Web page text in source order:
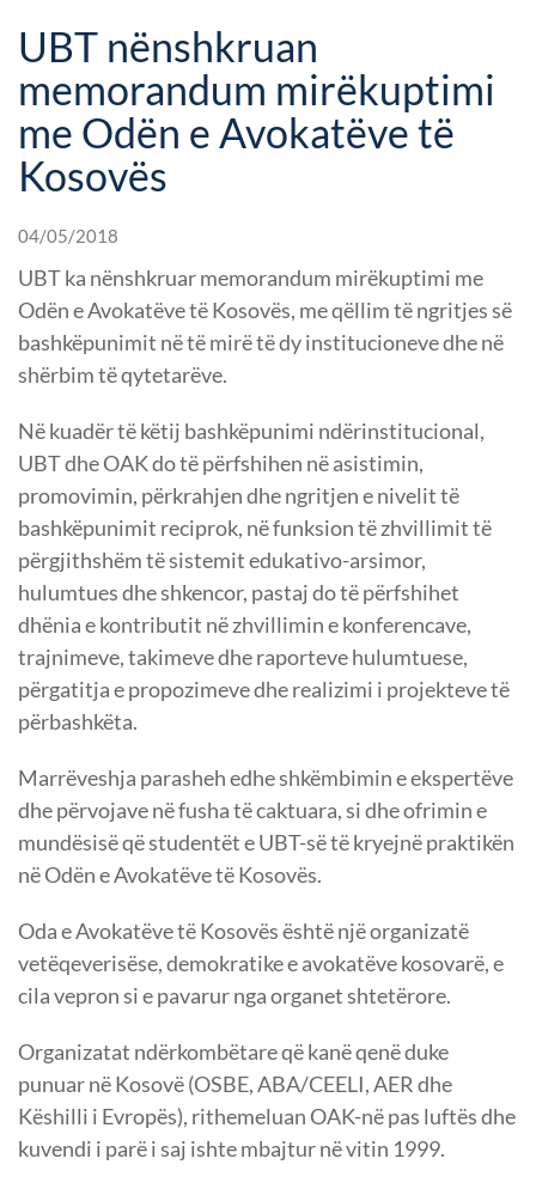
UBT nënshkruan
memorandum mirëkuptimi
me Odën e Avokatëve të
Kosovës
04/05/2018
UBT ka nënshkruar memorandum mirëkuptimi me
Odën e Avokatëve të Kosovës, me qëllim të ngritjes së
bashkëpunimit në të mirë të dy institucioneve dhe në
shërbim të qytetarëve.
Në kuadër të këtij bashkëpunimi ndërinstitucional,
UBT dhe OAK do të përfshihen në asistimin,
promovimin, përkrahjen dhe ngritjen e nivelit të
bashkëpunimit reciprok, në funksion të zhvillimit të
përgjithshëm të sistemit edukativo-arsimor,
hulumtues dhe shkencor, pastaj do të përfshihet
dhënia e kontributit në zhvillimin e konferencave,
trajnimeve, takimeve dhe raporteve hulumtuese,
përgatitja e propozimeve dhe realizimi i projekteve të
përbashkëta.
Marrëveshja parasheh edhe shkëmbimin e ekspertëve
dhe përvojave në fusha të caktuara, si dhe ofrimin e
mundësisë që studentët e UBT-së të kryejnë praktikën
në Odën e Avokatëve të Kosovës.
Oda e Avokatëve të Kosovës është një organizatë
vetëqeverisëse, demokratike e avokatëve kosovarë, e
cila vepron si e pavarur nga organet shtetërore.
Organizatat ndërkombëtare që kanë qenë duke
punuar në Kosovë (OSBE, ABA/CEELI, AER dhe
Këshilli i Evropës), rithemeluan OAK-në pas luftës dhe
kuvendi i parë i saj ishte mbajtur në vitin 1999.